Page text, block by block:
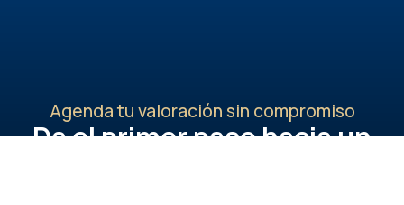
Agenda tu valoración sin compromiso
Da el primer paso hacia un